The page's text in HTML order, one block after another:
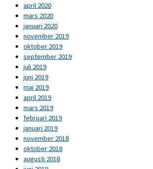
april 2020
mars 2020
januari 2020
november 2019
oktober 2019
september 2019
juli 2019
juni 2019
maj 2019
april 2019
mars 2019
februari 2019
januari 2019
november 2018
oktober 2018
augusti 2018